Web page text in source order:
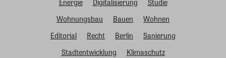
Energie Digitalisierung
Studie
Wohnungsbau
Bauen
Wohnen
Editorial
Recht Berlin
Sanierung
Stadtentwicklung
Klimaschutz